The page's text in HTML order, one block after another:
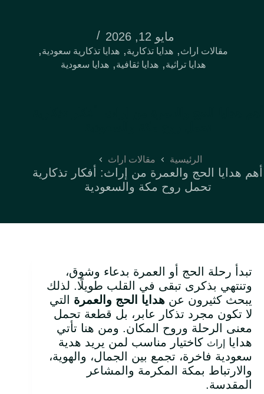
مايو 12, 2026
مقالات اراث,هدايا تذكارية,هدايا تذكارية سعودية,
هدايا تراثية,هدايا ثقافية,هدايا سعودية
الرئيسية مقالات اراث
أهم هدايا الحج والعمرة من إراث: أفكار تذكارية
تحمل روح مكة والسعودية
تبدأ رحلة الحج أو العمرة بدعاء وشوق،
وتنتهي بذكرى تبقى في القلب طويلًا. لذلك
يبحث كثيرون عن هدايا الحج والعمرة التي
لا تكون مجرد تذكار عابر، بل قطعة تحمل
معنى الرحلة وروح المكان. ومن هنا تأتي
هدايا
إراث كاختيار مناسب لمن يريد هدية
سعودية فاخرة، تجمع بين الجمال، والهوية،
والارتباط بمكة المكرمة والمشاعر
المقدسة.